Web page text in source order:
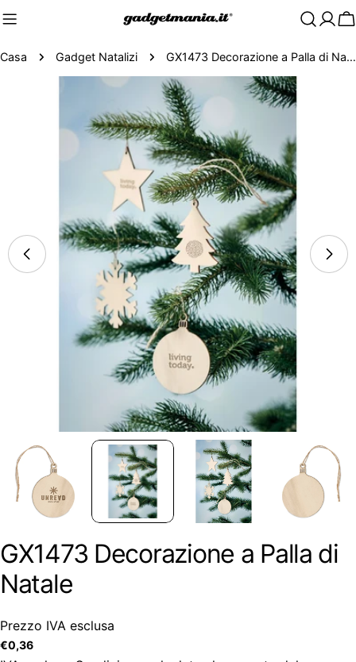
Casa Gadget Natalizi GX1473 Decorazione a Palla di Natale
informazioni
GX1473 Decorazione a Palla di
Natale
Prezzo IVA esclusa
Prezzo
€0,36